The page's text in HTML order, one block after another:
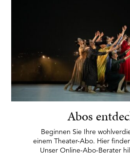
Abos
Beginnen Sie Ihre
einem Theater-Abo. Hier
Unser Online-Abo-Berater